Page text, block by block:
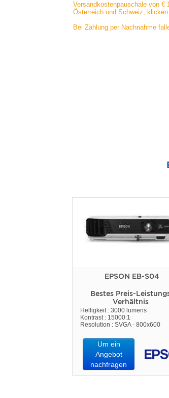
Versandkostenpauschale von €
Österreich und Schweiz,
Bei Zahlung per Nachnahme
EPSON EB-S04
Bestes Preis-
Verhältnis
Helligkeit : 3000 lumens
Kontrast : 15000:1
Resolution : SVGA - 800x600
Um ein
Angebot
nachfragen